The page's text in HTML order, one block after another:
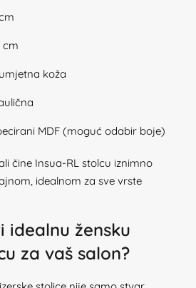
cm
koža
MDF (moguć odabir boje)
čine Insua-RL stolcu iznimno
idealnom za sve vrste
idealnu žensku
za vaš salon?